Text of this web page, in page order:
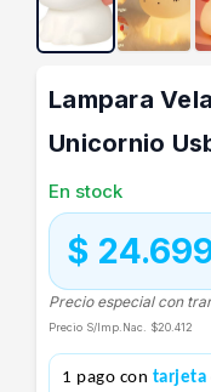
Lampara
Unicornio
En stock
$
Precio especial con
Precio S/Imp.Nac. $20.412
1 pago con tarjeta